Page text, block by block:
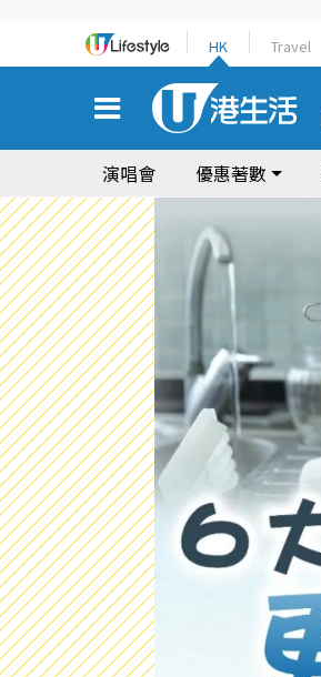
HK Travel
演唱會 優惠著數